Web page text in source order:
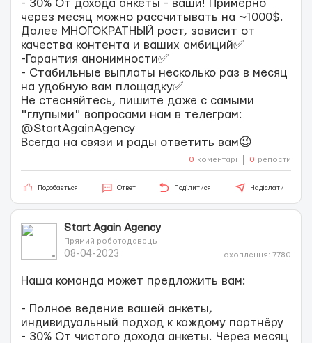
- 30% От дохода анкеты - ваши! Примерно
через месяц можно рассчитывать на ~1000$.
Далее МНОГОКРАТНЫЙ рост, зависит от
качества контента и ваших амбиций✅
-Гарантия анонимности✅
- Стабильные выплаты несколько раз в месяц
на удобную вам площадку✅
Не стесняйтесь, пишите даже с самыми
"глупыми" вопросами нам в телеграм:
@StartAgainAgency
Всегда на связи и рады ответить вам😉
0 коментарі 0 репости
Подобається Ответ Поділитися Надіслати
Start Again Agency
Прямий роботодавець
08-04-2023 охоплення: 7780
Наша команда может предложить вам:
- Полное ведение вашей анкеты,
индивидуальный подход к каждому партнёру
- 30% От чистого дохода анкеты. Через месяц